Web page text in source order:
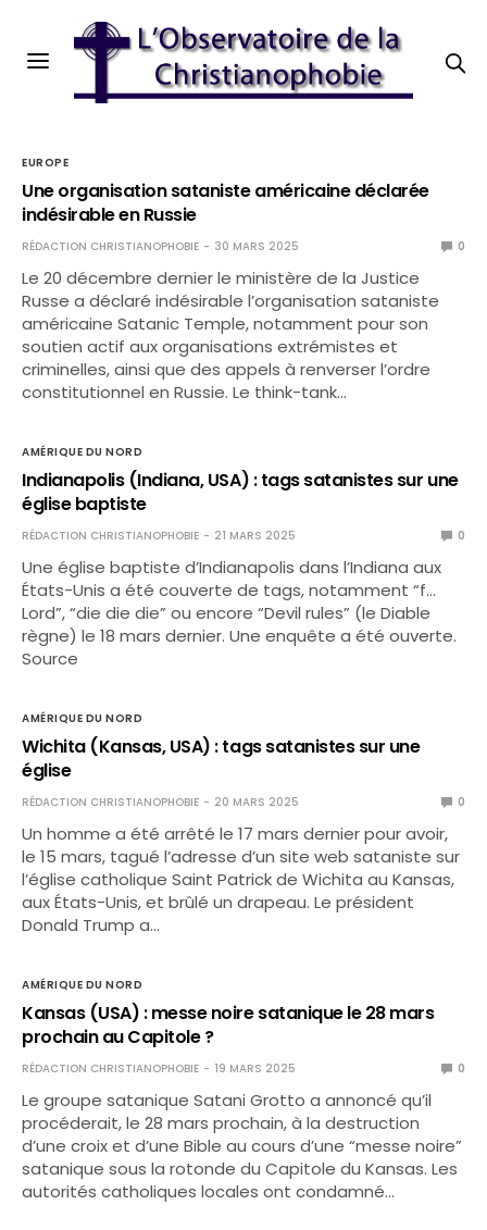
EUROPE
Une organisation sataniste américaine déclarée
indésirable en Russie
RÉDACTION CHRISTIANOPHOBIE 30 MARS 2025 0
Le 20 décembre dernier le ministère de la Justice
Russe a déclaré indésirable l’organisation sataniste
américaine Satanic Temple, notamment pour son
soutien actif aux organisations extrémistes et
criminelles, ainsi que des appels à renverser l’ordre
constitutionnel en Russie. Le think-tank…
AMÉRIQUE DU NORD
Indianapolis (Indiana, USA) : tags satanistes sur une
église baptiste
RÉDACTION CHRISTIANOPHOBIE 21 MARS 2025 0
Une église baptiste d’Indianapolis dans l’Indiana aux
États-Unis a été couverte de tags, notamment “f…
Lord”, “die die die” ou encore “Devil rules” (le Diable
règne) le 18 mars dernier. Une enquête a été ouverte.
Source
AMÉRIQUE DU NORD
Wichita (Kansas, USA) : tags satanistes sur une
église
RÉDACTION CHRISTIANOPHOBIE 20 MARS 2025 0
Un homme a été arrêté le 17 mars dernier pour avoir,
le 15 mars, tagué l’adresse d’un site web sataniste sur
l’église catholique Saint Patrick de Wichita au Kansas,
aux États-Unis, et brûlé un drapeau. Le président
Donald Trump a…
AMÉRIQUE DU NORD
Kansas (USA) : messe noire satanique le 28 mars
prochain au Capitole ?
RÉDACTION CHRISTIANOPHOBIE 19 MARS 2025 0
Le groupe satanique Satani Grotto a annoncé qu’il
procéderait, le 28 mars prochain, à la destruction
d’une croix et d’une Bible au cours d’une “messe noire”
satanique sous la rotonde du Capitole du Kansas. Les
autorités catholiques locales ont condamné…